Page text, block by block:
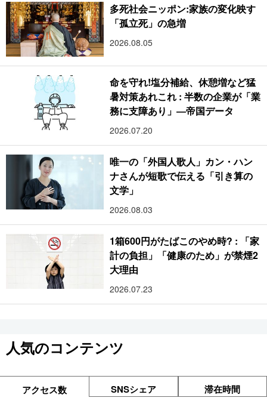
多死社会ニッポン:家族の変化映す
「孤立死」の急増
2026.08.05
命を守れ!塩分補給、休憩増など猛
暑対策あれこれ : 半数の企業が「業
務に支障あり」―帝国データ
2026.07.20
唯一の「外国人歌人」カン・ハン
ナさんが短歌で伝える「引き算の
文学」
2026.08.03
1箱600円がたばこのやめ時? : 「家
計の負担」「健康のため」が禁煙2
大理由
2026.07.23
人気のコンテンツ
アクセス数 SNSシェア 滞在時間